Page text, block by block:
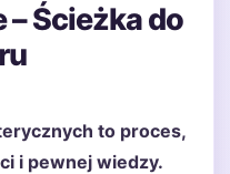
Ścieżka do
to proces,
i pewnej wiedzy.